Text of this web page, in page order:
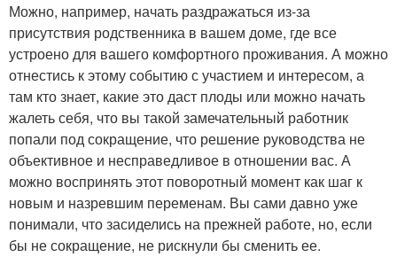
Можно, например, начать раздражаться из-за
присутствия родственника в вашем доме, где все
устроено для вашего комфортного проживания. А можно
отнестись к этому событию с участием и интересом, а
там кто знает, какие это даст плоды или можно начать
жалеть себя, что вы такой замечательный работник
попали под сокращение, что решение руководства не
объективное и несправедливое в отношении вас. А
можно воспринять этот поворотный момент как шаг к
новым и назревшим переменам. Вы сами давно уже
понимали, что засиделись на прежней работе, но, если
бы не сокращение, не рискнули бы сменить ее.